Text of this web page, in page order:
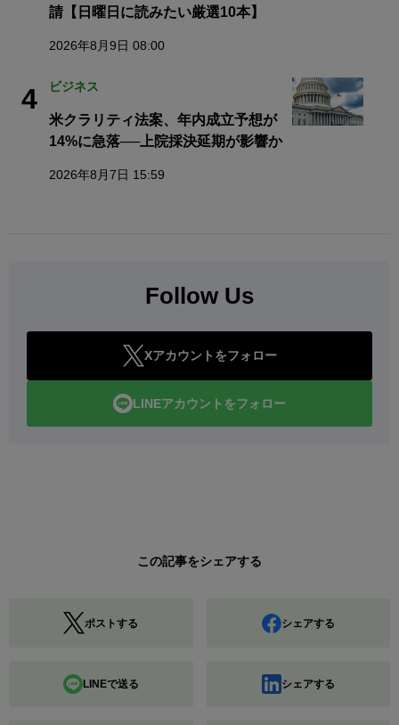
請【日曜日に読みたい厳選10本】
2026年8月9日 08:00
4 ビジネス
米クラリティ法案、年内成立予想が
14%に急落──上院採決延期が影響か
2026年8月7日 15:59
Follow Us
Xアカウントをフォロー
LINEアカウントをフォロー
この記事をシェアする
ポストする シェアする
LINEで送る シェアする